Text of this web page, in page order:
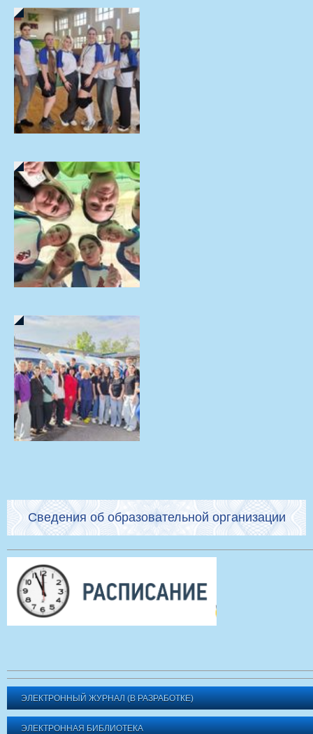
Сведения об образовательной организации
ЭЛЕКТРОННЫЙ ЖУРНАЛ (В РАЗРАБОТКЕ)
ЭЛЕКТРОННАЯ БИБЛИОТЕКА